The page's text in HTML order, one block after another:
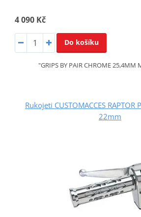
4 090 Kč
Do košíku
"GRIPS BY PAIR CHROME 25,4MM
Rukojeti CUSTOMACCES RAPTOR
22mm